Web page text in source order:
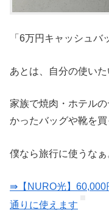
「6万円キャッシュバ
あとは、自分の使いた
家族で焼肉・ホテル
かったバッグや靴を買
僕なら旅行に使うなぁ
⇛【NURO光】60,000
通りに使えます